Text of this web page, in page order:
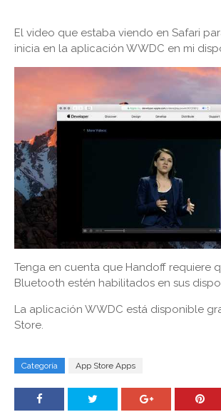
El video que estaba viendo en Safari
inicia en la aplicación WWDC en mi
Tenga en cuenta que Handoff requiere
Bluetooth estén habilitados en sus
La aplicación WWDC está disponible
Store.
Categoría App Store Apps